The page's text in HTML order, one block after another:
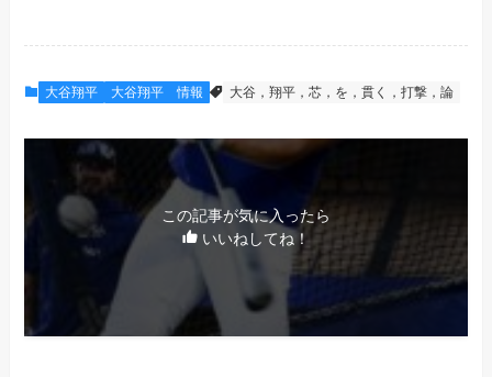
大谷翔平 大谷翔平 情報 大谷，翔平，芯，を，貫く，打撃，論
この記事が気に入ったら
いいねしてね！